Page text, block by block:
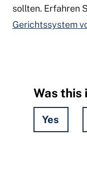
sollten. Erfahren
Gerichtssystem
Was
Yes